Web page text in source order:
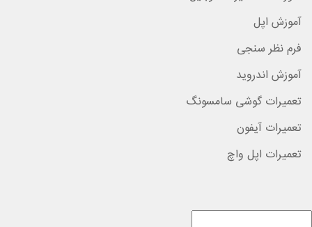
آموزش اپل
فرم نظر سنجی
آموزش اندروید
تعمیرات گوشی سامسونگ
تعمیرات آیفون
تعمیرات اپل واچ